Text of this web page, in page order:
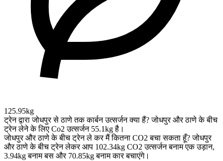
125.95kg
ट्रेन द्वारा जोधपुर से ठाणे तक कार्बन उत्सर्जन क्या हैं? जोधपुर और ठाणे के बीच
ट्रेन लेने के लिए Co2 उत्सर्जन 55.1kg है।
जोधपुर और ठाणे के बीच ट्रेन ले कर मैं कितना CO2 बचा सकता हूँ? जोधपुर
और ठाणे के बीच ट्रेन लेकर आप 102.34kg CO2 उत्सर्जन बनाम एक उड़ान,
3.94kg बनाम बस और 70.85kg बनाम कार बचाएंगे।